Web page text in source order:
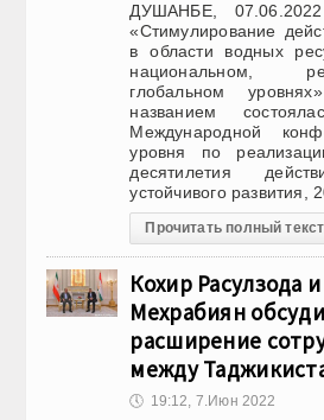
ДУШАНБЕ,
«Стимулирование
в области водных
национальном,
глобальном
названием
Международной
уровня по
десятилетия
устойчивого развития,
Прочитать полный текст
Кохир Расулзода
Мехрабиян
расширение
между
🕔 19:12, 7.Июн 2022